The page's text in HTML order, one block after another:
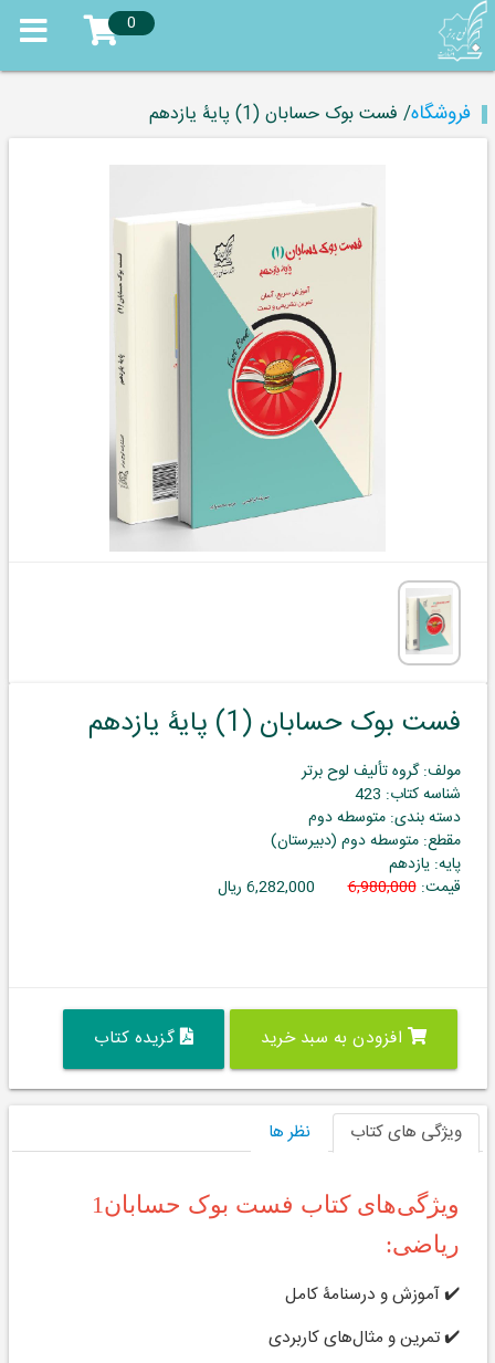
0
فروشگاه/ فست بوک حسابان (1) پایۀ یازدهم
فست بوک حسابان (1) پایۀ یازدهم
مولف: گروه تألیف لوح برتر
شناسه کتاب: 423
دسته بندی: متوسطه دوم
مقطع: متوسطه دوم (دبیرستان)
پایه: یازدهم
قیمت:6,980,000 6,282,000 ریال
افزودن به سبد خرید گزیده کتاب
ویژگی های کتاب نظر ها
ویژگی‌های کتاب فست بوک حسابان1
ریاضی:
✔️ آموزش و درسنامۀ کامل
✔️ تمرین و مثال‌های کاربردی